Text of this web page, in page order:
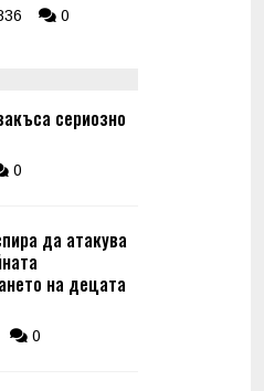
0
сериозно
0
да атакува
на децата
0